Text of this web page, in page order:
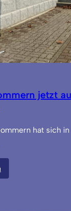
jetzt
hat sich
BeLa